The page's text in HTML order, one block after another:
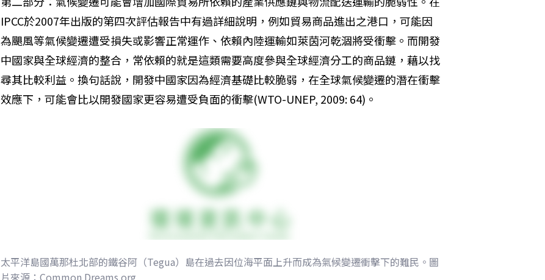
IPCC於2007年出版的第四次評估報告中有過詳細說明，例如貿易商品進出之港口，可能因
為颶風等氣候變遷遭受損失或影響正常運作、依賴內陸運輸如萊茵河乾涸將受衝擊。而開發
中國家與全球經濟的整合，常依賴的就是這類需要高度參與全球經濟分工的商品鏈，藉以找
尋其比較利益。換句話說，開發中國家因為經濟基礎比較脆弱，在全球氣候變遷的潛在衝擊
效應下，可能會比以開發國家更容易遭受負面的衝擊(WTO-UNEP, 2009: 64)。
太平洋島國萬那杜北部的鐵谷阿（Tegua）島在過去因位海平面上升而成為氣候變遷衝擊下的難民。圖
片來源：Common Dreams.org